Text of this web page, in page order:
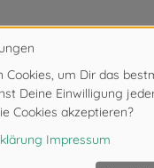
Traktion:4WD-
Antrieb aller
Traktion, was
Gelände von